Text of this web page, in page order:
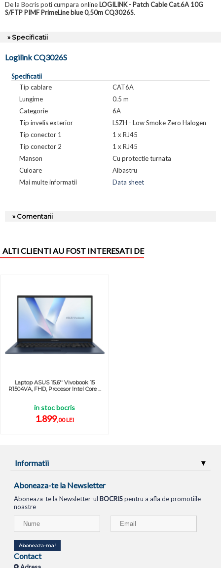
De la Bocris poti cumpara online LOGILINK - Patch Cable Cat.6A 10G
S/FTP PIMF PrimeLine blue 0,50m CQ3026S.
» Specificatii
Logilink CQ3026S
Specificatii
Tip cablare
CAT6A
Lungime
0.5 m
Categorie
6A
Tip invelis exterior
LSZH - Low Smoke Zero Halogen
Tip conector 1
1 x RJ45
Tip conector 2
1 x RJ45
Manson
Cu protectie turnata
Culoare
Albastru
Mai multe informatii
Data sheet
» Comentarii
ALTI CLIENTI AU FOST INTERESATI DE
Laptop ASUS 15.6'' Vivobook 15
R1504VA, FHD, Procesor Intel Core ...
in stoc bocris
1.899,00 LEI
Informatii
Aboneaza-te la Newsletter
Aboneaza-te la Newsletter-ul BOCRISpentru a afla de promotiile
noastre
Aboneaza-ma!
Contact